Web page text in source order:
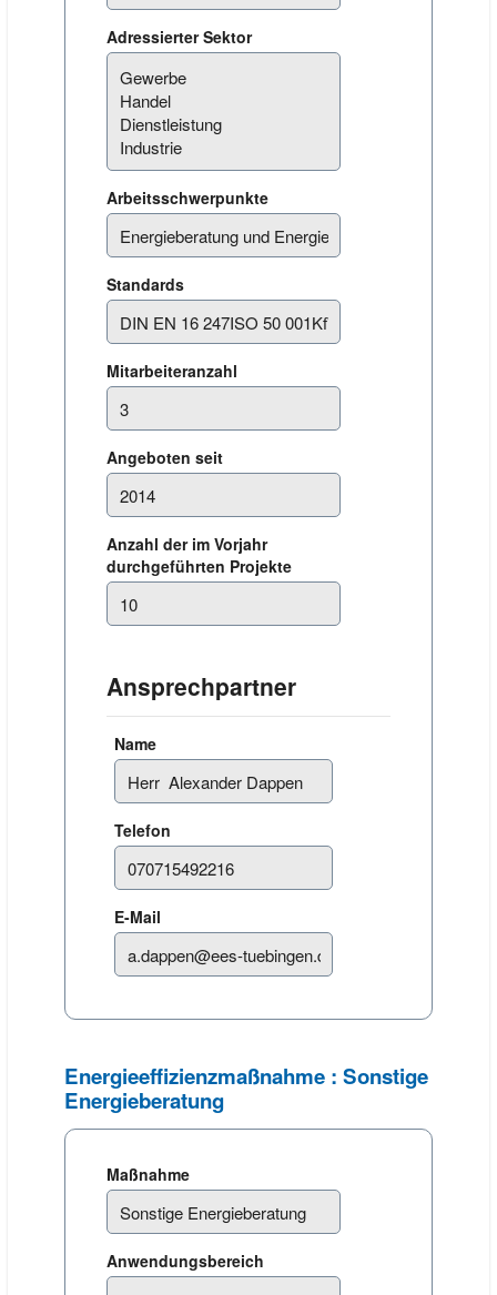
Adressierter Sektor
Arbeitsschwerpunkte
Standards
Mitarbeiteranzahl
Angeboten seit
Anzahl der im Vorjahr
durchgeführten Projekte
Ansprechpartner
Name
Telefon
E-Mail
Energieeffizienzmaßnahme : Sonstige
Energieberatung
Maßnahme
Anwendungsbereich